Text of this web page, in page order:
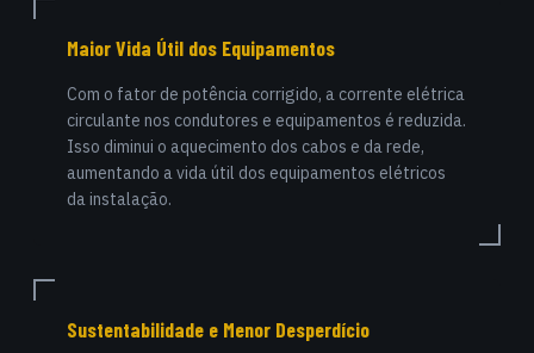
Maior Vida Útil dos Equipamentos
Com o fator de potência corrigido, a corrente elétrica
circulante nos condutores e equipamentos é reduzida.
Isso diminui o aquecimento dos cabos e da rede,
aumentando a vida útil dos equipamentos elétricos
da instalação.
Sustentabilidade e Menor Desperdício